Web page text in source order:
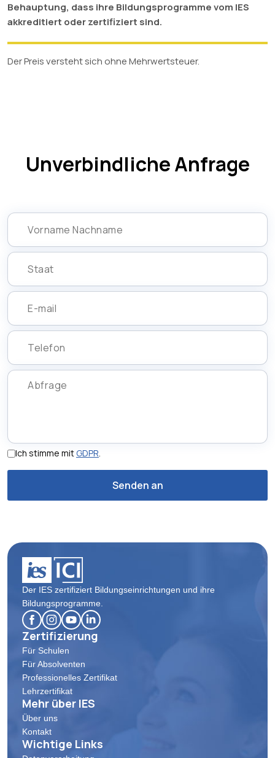
Behauptung, dass ihre Bildungsprogramme vom IES
akkreditiert oder zertifiziert sind.
Der Preis versteht sich ohne Mehrwertsteuer.
Unverbindliche Anfrage
Ich stimme mitGDPR.
Der IES zertifiziert Bildungseinrichtungen und ihre
Bildungsprogramme.
Zertifizierung
Für Schulen
Für Absolventen
Professionelles Zertifikat
Lehrzertifikat
Mehr über IES
Über uns
Kontakt
Wichtige Links